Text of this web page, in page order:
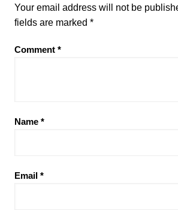
Your email address will not be
fields are marked *
Comment *
Name *
Email *